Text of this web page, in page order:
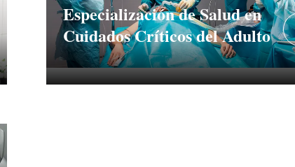
Especialización de Salud en
Cuidados Críticos del Adulto